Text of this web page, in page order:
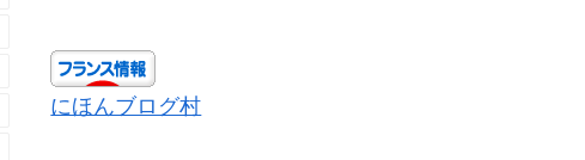
にほんブログ村